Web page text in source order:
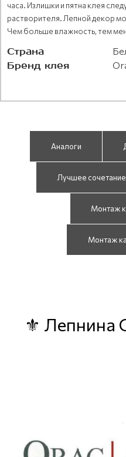
часа. Излишки и пятна клея
растворителя. Лепной декор
Чем больше влажность, тем
Страна
Бренд клея
Аналоги
Лучшее сочетание
Монтаж
Монтаж
⚜ Лепнина